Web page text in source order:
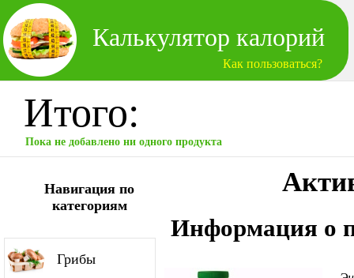
Калькулятор калорий
Как пользоваться?
Итого:
Пока не добавлено ни одного продукта
Навигация по
категориям
Грибы
Информация о